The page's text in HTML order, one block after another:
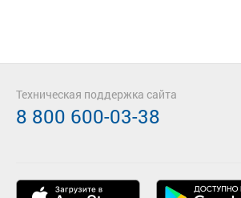
Техническая поддержка сайта
8 800 600-03-38